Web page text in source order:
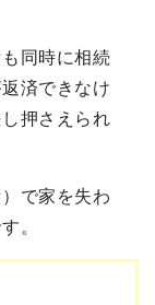
同時に相続
済できなけ
押さえられ
で家を失わ
。